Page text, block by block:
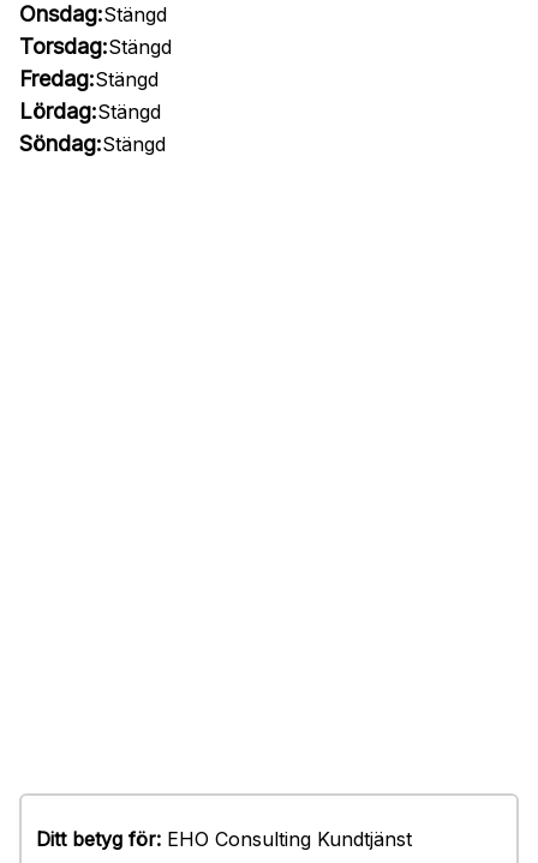
Onsdag:Stängd
Torsdag:Stängd
Fredag:Stängd
Lördag:Stängd
Söndag:Stängd
Ditt betyg för: EHO Consulting Kundtjänst